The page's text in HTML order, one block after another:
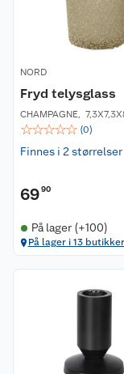
NORD
Fryd telysglass
CHAMPAGNE,
☆☆☆☆☆ (0)
Finnes i 2 størrelser
6990
På lager (+100)
På lager i 13 butikker